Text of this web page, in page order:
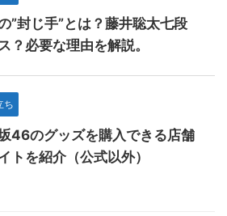
”封じ手”とは？藤井聡太七段
？必要な理由を解説。
ち
46のグッズを購入できる店舗
トを紹介（公式以外）